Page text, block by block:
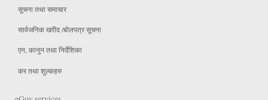
सूचना तथा समाचार
सार्वजनिक खरीद /बोलपत्र सूचना
एन, कानुन तथा निर्देशिका
कर तथा शुल्कहरु